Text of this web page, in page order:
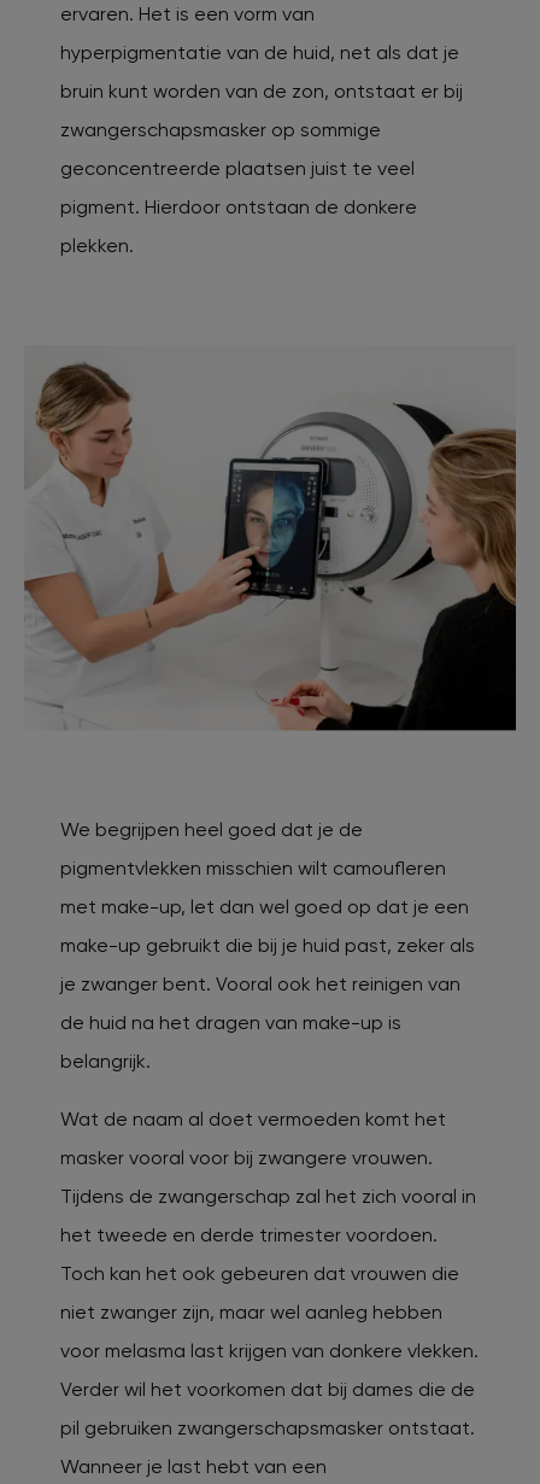
ervaren. Het is een vorm van
hyperpigmentatie van de huid, net als dat je
bruin kunt worden van de zon, ontstaat er bij
zwangerschapsmasker op sommige
geconcentreerde plaatsen juist te veel
pigment. Hierdoor ontstaan de donkere
plekken.
We begrijpen heel goed dat je de
pigmentvlekken misschien wilt camoufleren
met make-up, let dan wel goed op dat je een
make-up gebruikt die bij je huid past, zeker als
je zwanger bent. Vooral ook het reinigen van
de huid na het dragen van make-up is
belangrijk.
Wat de naam al doet vermoeden komt het
masker vooral voor bij zwangere vrouwen.
Tijdens de zwangerschap zal het zich vooral in
het tweede en derde trimester voordoen.
Toch kan het ook gebeuren dat vrouwen die
niet zwanger zijn, maar wel aanleg hebben
voor melasma last krijgen van donkere vlekken.
Verder wil het voorkomen dat bij dames die de
pil gebruiken zwangerschapsmasker ontstaat.
Wanneer je last hebt van een